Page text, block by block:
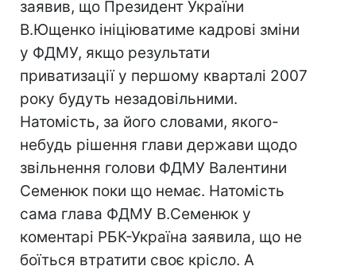
заявив, що Президент України
В.Ющенко ініціюватиме кадрові зміни
у ФДМУ, якщо результати
приватизації у першому кварталі 2007
року будуть незадовільними.
Натомість, за його словами, якого-
небудь рішення глави держави щодо
звільнення голови ФДМУ Валентини
Семенюк поки що немає. Натомість
сама глава ФДМУ В.Семенюк у
коментарі РБК-Україна заявила, що не
боїться втратити своє крісло. А